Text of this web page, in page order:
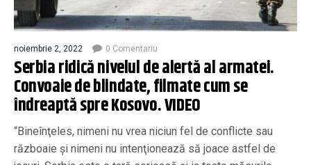
noiembrie 2, 2022 0 Comentariu
Serbia ridică nivelul de alertă al armatei.
Convoaie de blindate, filmate cum se
îndreaptă spre Kosovo. VIDEO
“Bineînţeles, nimeni nu vrea niciun fel de conflicte sau
războaie şi nimeni nu intenţionează să joace astfel de